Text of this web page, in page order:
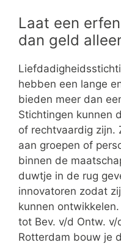
Laat een
dan geld
hebben een lange
bieden meer dan
Stichtingen kunnen
of rechtvaardig zijn.
aan groepen of
binnen de
duwtje in de rug
innovatoren zodat
kunnen
tot Bev. v/d Ontw. v/
Rotterdam bouw je